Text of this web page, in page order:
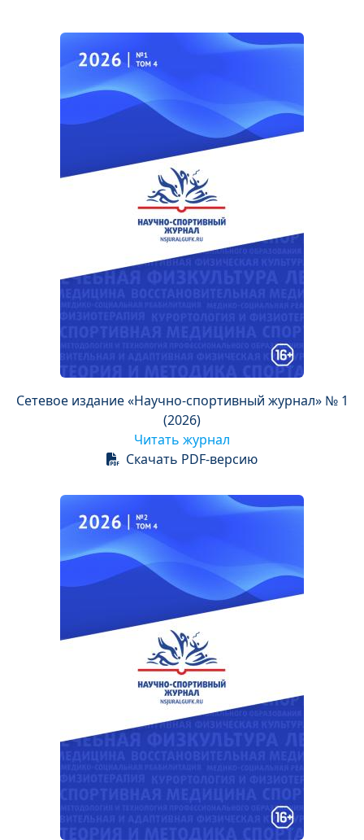
Сетевое издание «Научно-спортивный журнал» № 1
(2026)
Читать журнал
Скачать PDF-версию